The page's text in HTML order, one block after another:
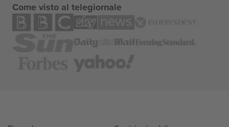
Come visto al telegiornale